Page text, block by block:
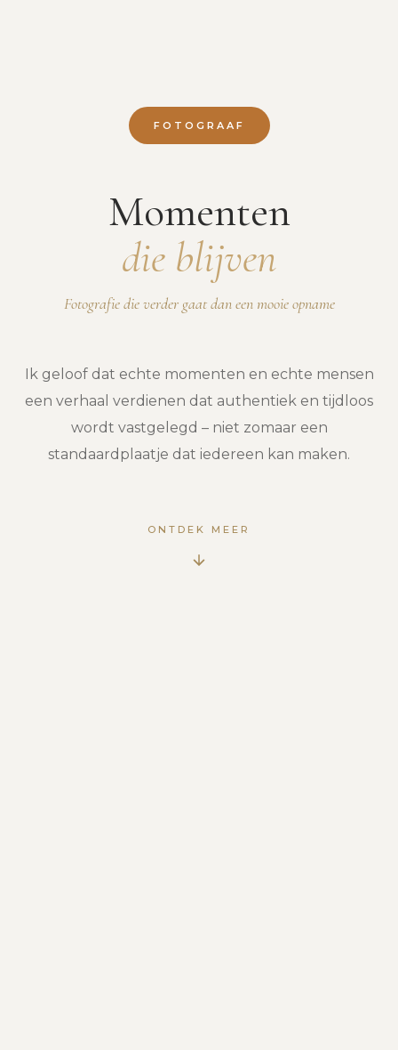
FOTOGRAAF
Momenten
die blijven
Fotografie die verder gaat dan een mooie opname
Ik geloof dat echte momenten en echte mensen
een verhaal verdienen dat authentiek en tijdloos
wordt vastgelegd – niet zomaar een
standaardplaatje dat iedereen kan maken.
ONTDEK MEER